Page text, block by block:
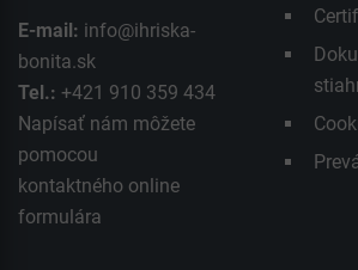
E-mail: info@ihriska-
bonita.sk
Tel.: +421 910 359 434
Napísať nám môžete
pomocou
kontaktného online
formulára